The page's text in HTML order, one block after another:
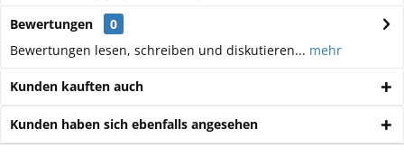
Bewertungen
0
Bewertungen lesen, schreiben und diskutieren... mehr
Kunden kauften auch
Kunden haben sich ebenfalls angesehen